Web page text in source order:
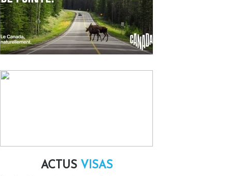
ACTUS VISAS